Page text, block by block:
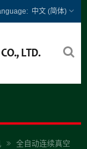
中文 (简体)
全自动连续真空